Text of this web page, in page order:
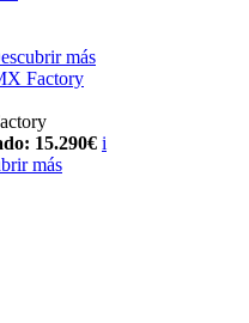
más
Factory
15.290€ i
más